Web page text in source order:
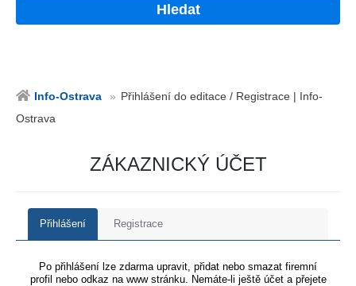
Hledat
Info-Ostrava
Přihlášení do editace / Registrace | Info-
Ostrava
ZÁKAZNICKÝ ÚČET
Přihlášení Registrace
Po přihlášení lze zdarma upravit, přidat nebo smazat firemní
profil nebo odkaz na www stránku. Nemáte-li ještě účet a přejete